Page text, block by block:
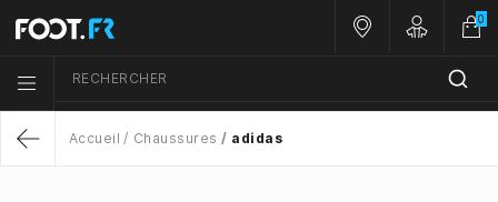
Menu list icon
RECHERCHER
Nos magasins
Customer
0
Accueil Chaussures adidas